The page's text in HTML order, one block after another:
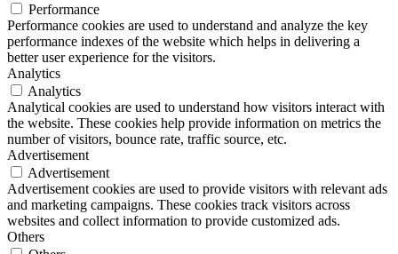
Performance
Performance cookies are used to understand and analyze the key
performance indexes of the website which helps in delivering a
better user experience for the visitors.
Analytics
Analytics
Analytical cookies are used to understand how visitors interact with
the website. These cookies help provide information on metrics the
number of visitors, bounce rate, traffic source, etc.
Advertisement
Advertisement
Advertisement cookies are used to provide visitors with relevant ads
and marketing campaigns. These cookies track visitors across
websites and collect information to provide customized ads.
Others